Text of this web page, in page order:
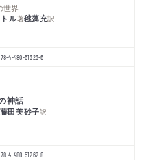
世界
ル著毬藻充訳
4-480-51323-6
神話
藤田美砂子訳
4-480-51262-8